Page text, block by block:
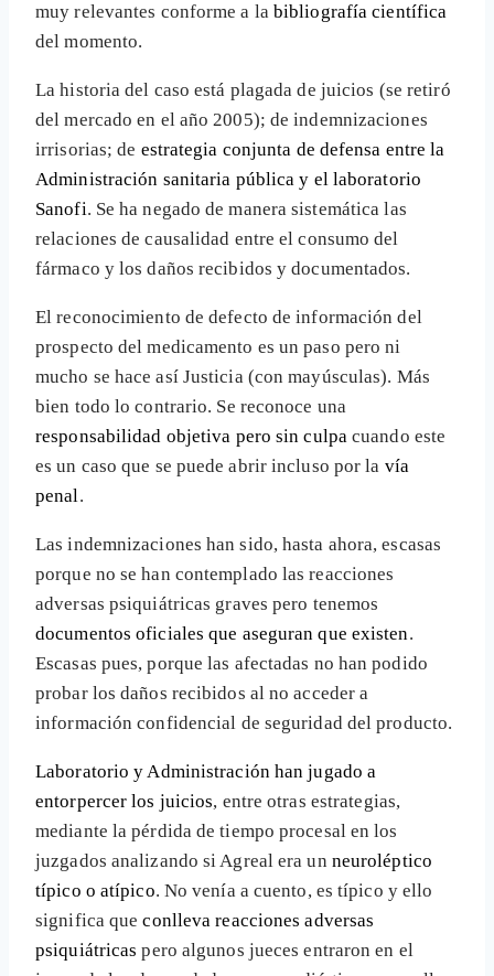
muy relevantes conforme a la bibliografía científica
del momento.
La historia del caso está plagada de juicios (se retiró
del mercado en el año 2005); de indemnizaciones
irrisorias; de estrategia conjunta de defensa entre la
Administración sanitaria pública y el laboratorio
Sanofi. Se ha negado de manera sistemática las
relaciones de causalidad entre el consumo del
fármaco y los daños recibidos y documentados.
El reconocimiento de defecto de información del
prospecto del medicamento es un paso pero ni
mucho se hace así Justicia (con mayúsculas). Más
bien todo lo contrario. Se reconoce una
responsabilidad objetiva pero sin culpacuando este
es un caso que se puede abrir incluso por la vía
penal.
Las indemnizaciones han sido, hasta ahora, escasas
porque no se han contemplado las reacciones
adversas psiquiátricas graves pero tenemos
documentos oficiales que aseguran que existen.
Escasas pues, porque las afectadas no han podido
probar los daños recibidos al no acceder a
información confidencial de seguridad del producto.
Laboratorio y Administración han jugado a
entorpercer los juicios, entre otras estrategias,
mediante la pérdida de tiempo procesal en los
juzgados analizando si Agreal era un neuroléptico
típico o atípico. No venía a cuento, es típico y ello
significa queconlleva reacciones adversas
psiquiátricas pero algunos jueces entraron en el